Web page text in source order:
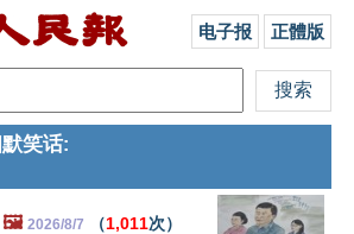
电子报 正體版
默笑话:
🖼️ 2026/8/7 （1,011次）